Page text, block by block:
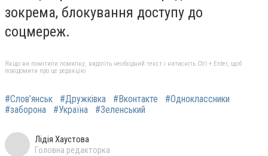
зокрема, блокування доступу до
соцмереж.
Якщо ви помітили помилку, виділіть необхідний текст і натисніть Ctrl + Enter, щоб
повідомити про це редакцію
#Слов’янськ #Дружківка #Вконтакте
#Одноклассники
#заборона
#Україна #Зеленський
Лідія Хаустова
Головна редакторка